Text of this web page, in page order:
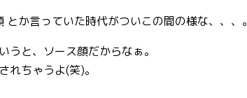
とか言っていた時代がついこの間の様な、、、。
うと、ソース顔だからなぁ。
れちゃうよ(笑)。